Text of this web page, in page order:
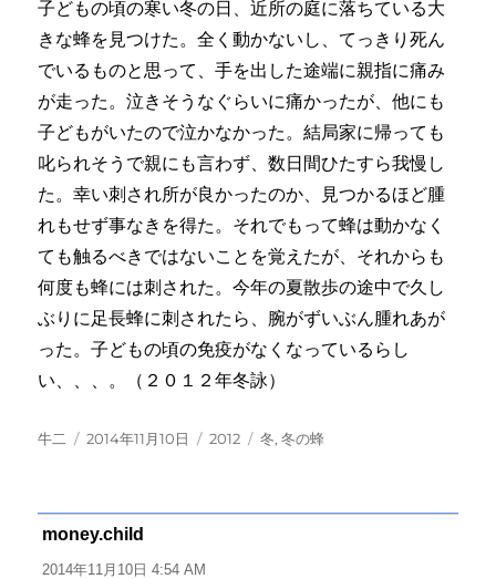
子どもの頃の寒い冬の日、近所の庭に落ちている大
きな蜂を見つけた。全く動かないし、てっきり死ん
でいるものと思って、手を出した途端に親指に痛み
が走った。泣きそうなぐらいに痛かったが、他にも
子どもがいたので泣かなかった。結局家に帰っても
叱られそうで親にも言わず、数日間ひたすら我慢し
た。幸い刺され所が良かったのか、見つかるほど腫
れもせず事なきを得た。それでもって蜂は動かなく
ても触るべきではないことを覚えたが、それからも
何度も蜂には刺された。今年の夏散歩の途中で久し
ぶりに足長蜂に刺されたら、腕がずいぶん腫れあが
った。子どもの頃の免疫がなくなっているらし
い、、、。（２０１２年冬詠）
投
牛二
投
2014年11月10日
カ
2012
タ
冬,冬の蜂
money.child
り:
2014年11月10日 4:54 AM